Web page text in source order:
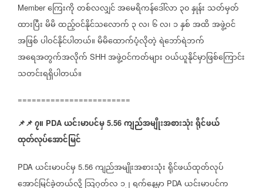
Memberကြေးကိုတစ်လလျှင်အမေရိကန်ဒေါ်လာ၃၀နှုန်း သတ်မှတ်
ထားပြီးမိမိထည့်ဝင်နိုင်သလောက် ၃လ၊ ၆လ၊ ၁နှစ်အထိအဖွဲ့ဝင်
အဖြစ်ပါဝင်နိုင်ပါတယ်။မိမိထောက်ပံ့လိုတဲ့ရဲဘော်ရဲဘက်
အရေအတွက်အလိုက် SHH အဖွဲ့ဝင်ကတ်များဝယ်ယူနိုင်မှာဖြစ်ကြောင်း
သတင်းရရှိပါတယ်။
========================
📌📌၇။ PDA ယင်းမာပင်မှ 5.56 ကျည်အမျိုးအစားသုံးရိုင်ဖယ်
ထုတ်လုပ်အောင်မြင်
PDA ယင်းမာပင်မှ 5.56 ကျည်အမျိုးအစားသုံးရိုင်ဖယ်ထုတ်လုပ်
အောင်မြင်ခဲ့တယ်လို့သြဂုတ်လ ၁၂ရက်နေ့မှာ PDA ယင်းမာပင်က